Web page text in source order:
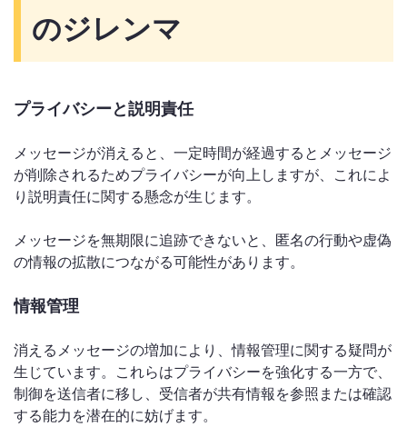
のジレンマ
プライバシーと説明責任
メッセージが消えると、一定時間が経過するとメッセージ
が削除されるためプライバシーが向上しますが、これによ
り説明責任に関する懸念が生じます。
メッセージを無期限に追跡できないと、匿名の行動や虚偽
の情報の拡散につながる可能性があります。
情報管理
消えるメッセージの増加により、情報管理に関する疑問が
生じています。これらはプライバシーを強化する一方で、
制御を送信者に移し、受信者が共有情報を参照または確認
する能力を潜在的に妨げます。